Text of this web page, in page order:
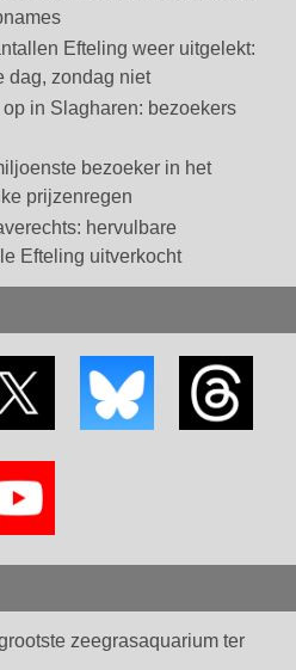
Efteling weer uitgelekt:
dag, zondag niet
in Slagharen: bezoekers
bezoeker in het
prijzenregen
hervulbare
Efteling uitverkocht
zeegrasaquarium ter